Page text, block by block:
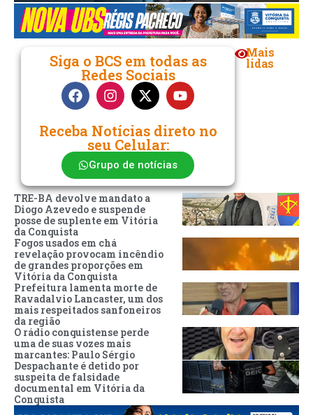
Siga o BCS em todas as
Redes Sociais
Receba Notícias direto no
seu Celular:
Grupo de notícias
Mais
lidas
TRE-BA devolve mandato a
Diogo Azevedo e suspende
posse de suplente em Vitória
da Conquista
Fogos usados em chá
revelação provocam incêndio
de grandes proporções em
Vitória da Conquista
Prefeitura lamenta morte de
Ravadalvio Lancaster, um dos
mais respeitados sanfoneiros
da região
O rádio conquistense perde
uma de suas vozes mais
marcantes: Paulo Sérgio
Despachante é detido por
suspeita de falsidade
documental em Vitória da
Conquista